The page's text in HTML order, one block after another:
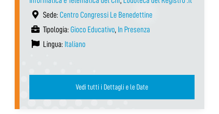
Sede: Centro Congressi Le Benedettine
Tipologia: Gioco Educativo, In Presenza
Lingua: Italiano
Vedi tutti i Dettagli e le Date